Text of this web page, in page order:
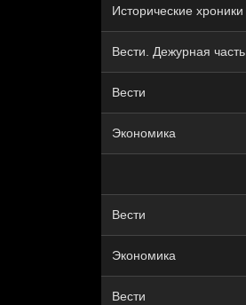
Исторические хроники
Вести. Дежурная часть
Вести
Экономика
Вести
Экономика
Вести